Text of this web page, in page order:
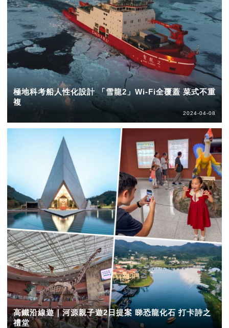
極地科考船人性化設計 「雪龍2」Wi-Fi全覆蓋 菜式不重
複
2024-04-08
高鐵沿線遊｜河源親子遊2日提案 睇恐龍化石 打卡詩之
禮堂